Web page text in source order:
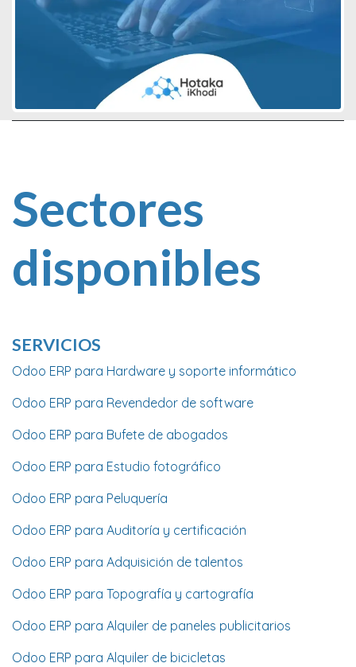
Sectores
disponibles
SERVICIOS
Odoo ERP para Hardware y soporte informático
Odoo ERP para Revendedor de software
Odoo ERP para Bufete de abogados
Odoo ERP para Estudio fotográfico
Odoo ERP para Peluquería
Odoo ERP para Auditoría y certificación
Odoo ERP para Adquisición de talentos
Odoo ERP para Topografía y cartografía
Odoo ERP para Alquiler de paneles publicitarios
Odoo ERP para Alquiler de bicicletas